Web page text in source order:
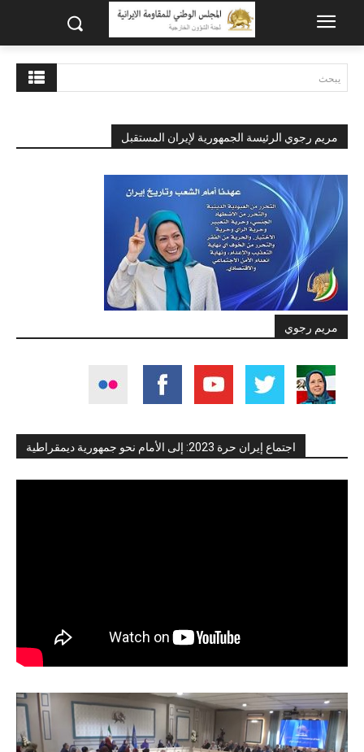
يبحث
مريم رجوي الرئيسة الجمهورية لإيران المستقبل
مريم رجوي
اجتماع إيران حرة 2023: إلى الأمام نحو جمهورية ديمقراطية